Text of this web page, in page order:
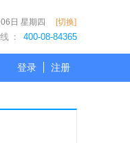
日 星期四 [切换]
： 400-08-84365
登录 注册